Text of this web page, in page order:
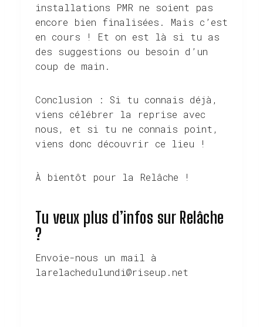
installations PMR ne soient pas
encore bien finalisées. Mais c’est
en cours ! Et on est là si tu as
des suggestions ou besoin d’un
coup de main.
Conclusion : Si tu connais déjà,
viens célébrer la reprise avec
nous, et si tu ne connais point,
viens donc découvrir ce lieu !
À bientôt pour la Relâche !
Tu veux plus d’infos sur Relâche
?
Envoie-nous un mail à
larelachedulundi@riseup.net